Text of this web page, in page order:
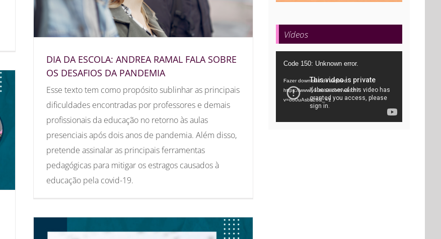
DIA DA ESCOLA: ANDREA RAMAL FALA SOBRE
OS DESAFIOS DA PANDEMIA
Esse texto tem como propósito sublinhar as principais
dificuldades encontradas por professores e demais
profissionais da educação no retorno às aulas
presenciais após dois anos de pandemia. Além disso,
pretende assinalar as principais ferramentas
pedagógicas para mitigar os estragos causados à
educação pela covid-19.
Vídeos
Tocador
vídeo
Code 150: Unknown error.
Fazer download do arquivo:
https://www.youtube.com/watch?
v=oo0uAsbti28&_=1